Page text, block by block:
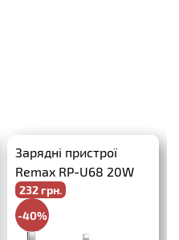
Зарядні пристрої
Remax RP-U68 20W
PD+QC3.0 + USB-C-
Lightning
232 грн.
-40%